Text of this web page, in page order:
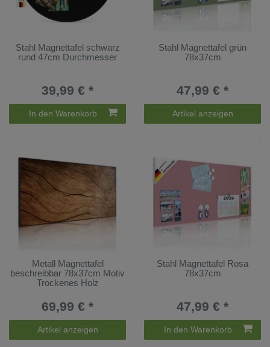
Stahl Magnettafel schwarz
rund 47cm Durchmesser
39,99 € *
In den Warenkorb
Stahl Magnettafel grün
78x37cm
47,99 € *
Artikel anzeigen
Metall Magnettafel
beschreibbar 78x37cm Motiv
Trockenes Holz
69,99 € *
Artikel anzeigen
Stahl Magnettafel Rosa
78x37cm
47,99 € *
In den Warenkorb